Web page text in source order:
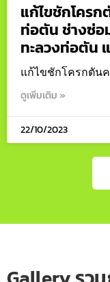
แก้ไขชักโคร
ท่อตัน ช่างซ่
ทะลวงท่อตัน
แก้ไขชักโครกตัน
ดูเพิ่มเติม »
22/10/2023